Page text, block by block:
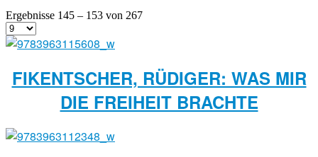
Ergebnisse 145 – 153 von 267
FIKENTSCHER, RÜDIGER: WAS MIR
DIE FREIHEIT BRACHTE